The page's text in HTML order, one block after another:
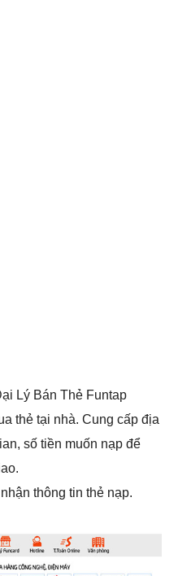
Lý Bán Thẻ Funtap
thẻ tại nhà. Cung cấp địa
số tiền muốn nạp để
thông tin thẻ nạp.